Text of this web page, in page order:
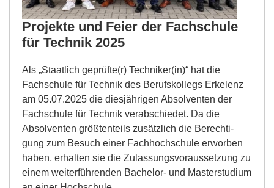
Projekte und Feier der Fachschule
für Technik 2025
Als „Staatlich geprüfte(r) Techniker(in)“ hat die
Fachschule für Technik des Berufskollegs Erkelenz
am 05.07.2025 die diesjährigen Absolventen der
Fachschule für Technik verabschiedet. Da die
Absolventen größtenteils zusätzlich die Berechti­
gung zum Besuch einer Fachhochschule erworben
haben, erhalten sie die Zulassungsvoraussetzung zu
einem weiterführenden Bachelor- und Masterstudium